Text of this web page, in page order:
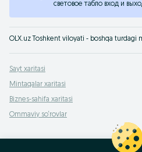
световое табло вход и
Sayt xaritasi
Mintaqalar xaritasi
Biznes-sahifa xaritasi
Ommaviy so‘rovlar